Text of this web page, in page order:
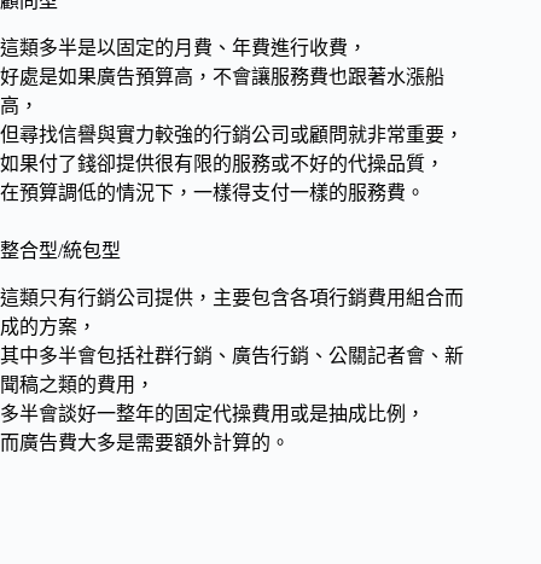
這類多半是以固定的月費、年費進行收費，
好處是如果廣告預算高，不會讓服務費也跟著水漲船
高，
但尋找信譽與實力較強的行銷公司或顧問就非常重要，
如果付了錢卻提供很有限的服務或不好的代操品質，
在預算調低的情況下，一樣得支付一樣的服務費。
整合型/統包型
這類只有行銷公司提供，主要包含各項行銷費用組合而
成的方案，
其中多半會包括社群行銷、廣告行銷、公關記者會、新
聞稿之類的費用，
多半會談好一整年的固定代操費用或是抽成比例，
而廣告費大多是需要額外計算的。